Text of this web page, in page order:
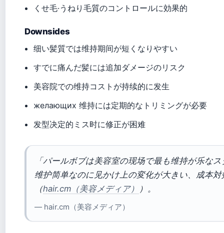
くせ毛·うねり毛質のコントロールに効果的
Downsides
细い髪質では维持期间が短くなりやすい
すでに痛んだ髪には追加ダメージのリスク
美容院での维持コストが持续的に发生
желающих 维持には定期的なトリミングが必要
发型决定的ミス时に修正が困难
「パールボブは美容室の现场で最も维持が乐な
维护简单なのに见かけ上の変化が大きい、成本
（hair.cm（美容メディア） ）。
— hair.cm（美容メディア）